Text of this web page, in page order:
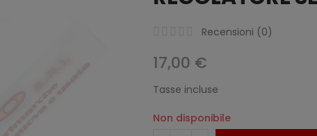
Recensioni (0)
17,00 €
Tasse incluse
Non disponibile